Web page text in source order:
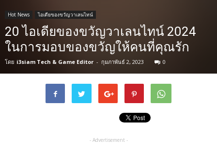
Hot News ไอเดียของขวัญวาเลนไทน์
20 ไอเดียของขวัญวาเลนไทน์ 2024
ในการมอบของขวัญให้คนที่คุณรัก
โดย i3siam Tech & Game Editor - กุมภาพันธ์ 2, 2023 0
- Advertisement -